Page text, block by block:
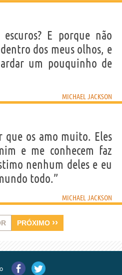
E porque não
dos meus olhos, e
um pouquinho de
MICHAEL JACKSON
que os amo muito. Eles
e me conhecem faz
nenhum deles e eu
todo.”
MICHAEL JACKSON
PRÓXIMO ››